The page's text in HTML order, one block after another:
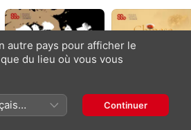
Wuxia - In
Chinese Kitchen —
autre pays pour afficher le
du lieu où vous vous
Continuer